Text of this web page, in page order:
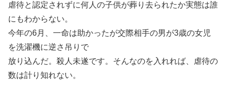
虐待と認定されずに何人の子供が葬り去られたか実態は誰
にもわからない。
今年の6月、一命は助かったが交際相手の男が3歳の女児
を洗濯機に逆さ吊りで
放り込んだ。殺人未遂です。そんなのを入れれば、虐待の
数は計り知れない。